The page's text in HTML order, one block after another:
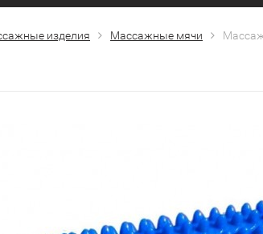
изделия Массажные мячи